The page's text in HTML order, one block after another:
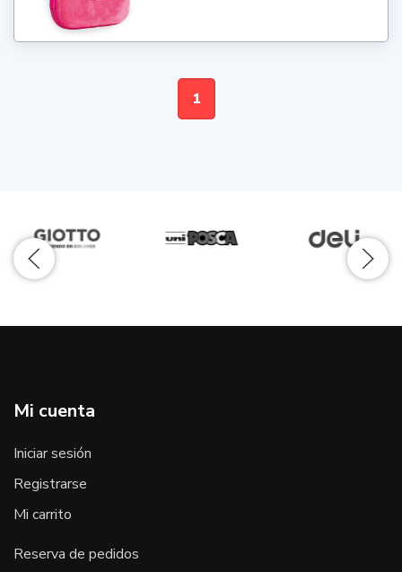
1
Mi cuenta
Iniciar sesión
Registrarse
Mi carrito
Reserva de pedidos